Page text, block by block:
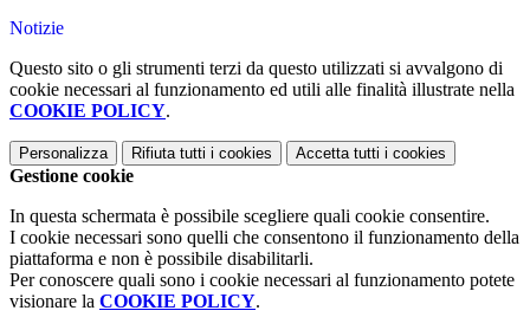
Notizie
Questo sito o gli strumenti terzi da questo utilizzati si avvalgono di
cookie necessari al funzionamento ed utili alle finalità illustrate nella
COOKIE POLICY.
Personalizza Rifiuta tutti i cookies Accetta tutti i cookies
Gestione cookie
In questa schermata è possibile scegliere quali cookie consentire.
I cookie necessari sono quelli che consentono il funzionamento della
piattaforma e non è possibile disabilitarli.
Per conoscere quali sono i cookie necessari al funzionamento potete
visionare la COOKIE POLICY.